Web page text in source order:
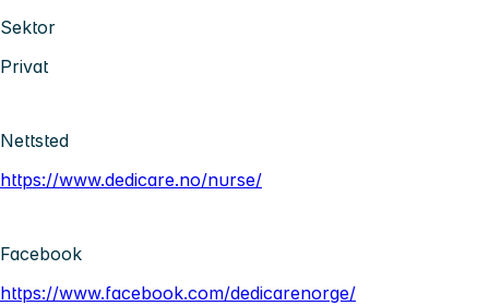
Sektor
Privat
Nettsted
https://www.dedicare.no/nurse/
Facebook
https://www.facebook.com/dedicarenorge/